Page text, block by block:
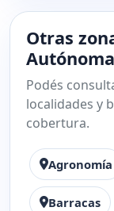
Otras
Podés
localidades y
cobertura.
Agronomía
Barracas